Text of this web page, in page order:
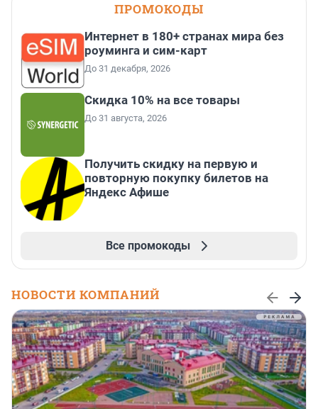
ПРОМОКОДЫ
Интернет в 180+ странах мира без
роуминга и сим-карт
До 31 декабря, 2026
Скидка 10% на все товары
До 31 августа, 2026
Получить скидку на первую и
повторную покупку билетов на
Яндекс Афише
Все промокоды
НОВОСТИ КОМПАНИЙ